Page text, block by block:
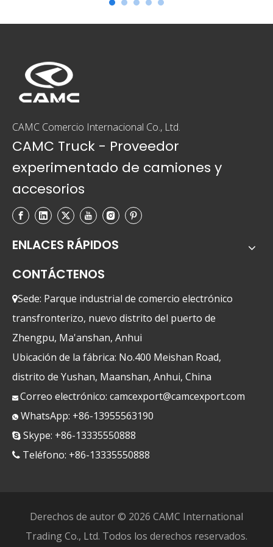
CAMC Comercio Internacional Co., Ltd.
CAMC Truck - Proveedor
experimentado de camiones y
accesorios
ENLACES RÁPIDOS
CONTÁCTENOS
Sede: Parque industrial de comercio electrónico
transfronterizo, nuevo distrito del puerto de
Zhengpu, Ma'anshan, Anhui
Ubicación de la fábrica: No.400 Meishan Road,
distrito de Yushan, Maanshan, Anhui, China
 Correo electrónico: camcexport@camcexport.com
 WhatsApp: +86-13955563190
 Skype: +86-13335550888
 Teléfono: +86-13335550888
Derechos de autor © 2026 CAMC International
Trading Co., Ltd. Todos los derechos reservados.